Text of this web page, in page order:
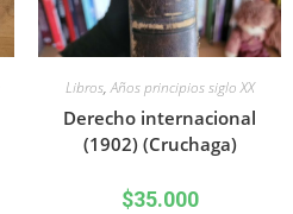
Libros,Años principios siglo XX
Derecho internacional
(1902) (Cruchaga)
$35.000